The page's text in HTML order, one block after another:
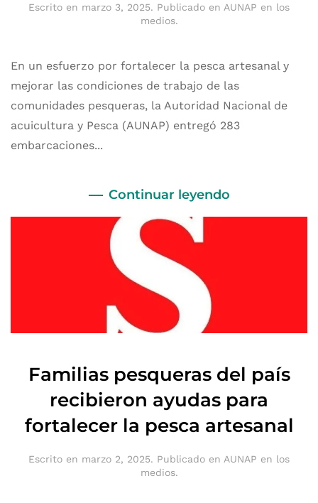
Escrito en marzo 3, 2025. Publicado en AUNAP en los
medios.
En un esfuerzo por fortalecer la pesca artesanal y
mejorar las condiciones de trabajo de las
comunidades pesqueras, la Autoridad Nacional de
acuicultura y Pesca (AUNAP) entregó 283
embarcaciones...
Continuar leyendo
Familias pesqueras del país
recibieron ayudas para
fortalecer la pesca artesanal
Escrito en marzo 2, 2025. Publicado en AUNAP en los
medios.